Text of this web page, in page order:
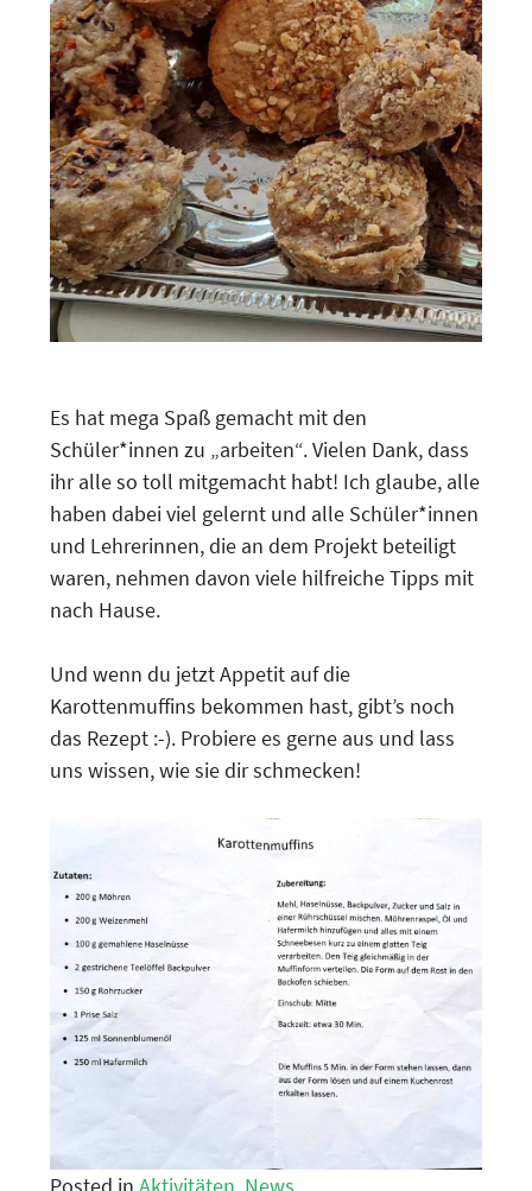
Es hat mega Spaß gemacht mit den
Schüler*innen zu „arbeiten“. Vielen Dank, dass
ihr alle so toll mitgemacht habt! Ich glaube, alle
haben dabei viel gelernt und alle Schüler*innen
und Lehrerinnen, die an dem Projekt beteiligt
waren, nehmen davon viele hilfreiche Tipps mit
nach Hause.
Und wenn du jetzt Appetit auf die
Karottenmuffins bekommen hast, gibt’s noch
das Rezept :-). Probiere es gerne aus und lass
uns wissen, wie sie dir schmecken!